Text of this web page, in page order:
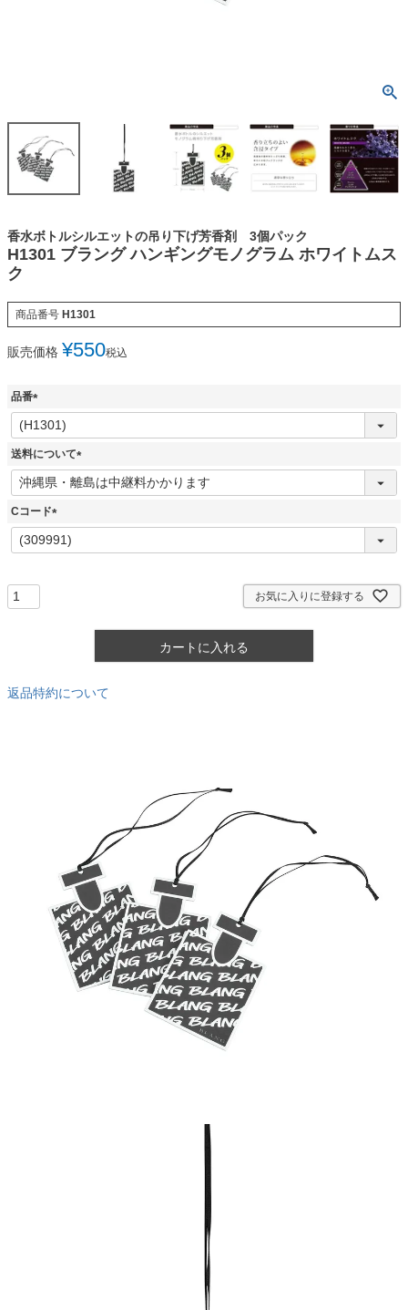
香水ボトルシルエットの吊り下げ芳香剤 3個パック
H1301 ブラング ハンギングモノグラム ホワイトムス
ク
商品番号 H1301
販売価格 ¥550税込
品番
(
必
須
送料について
(
必
Cコード
(
必
お気に入りに登録する
カートに入れる
返品特約について